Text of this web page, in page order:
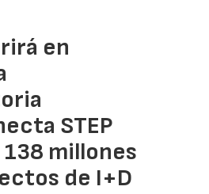
en
STEP
millones
de I+D